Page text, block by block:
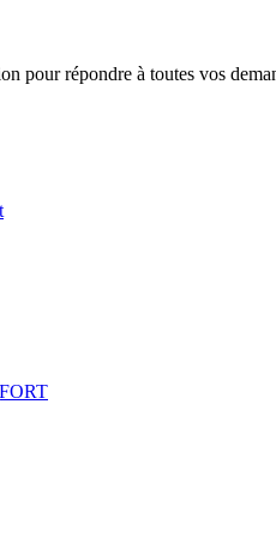
pour répondre à toutes vos